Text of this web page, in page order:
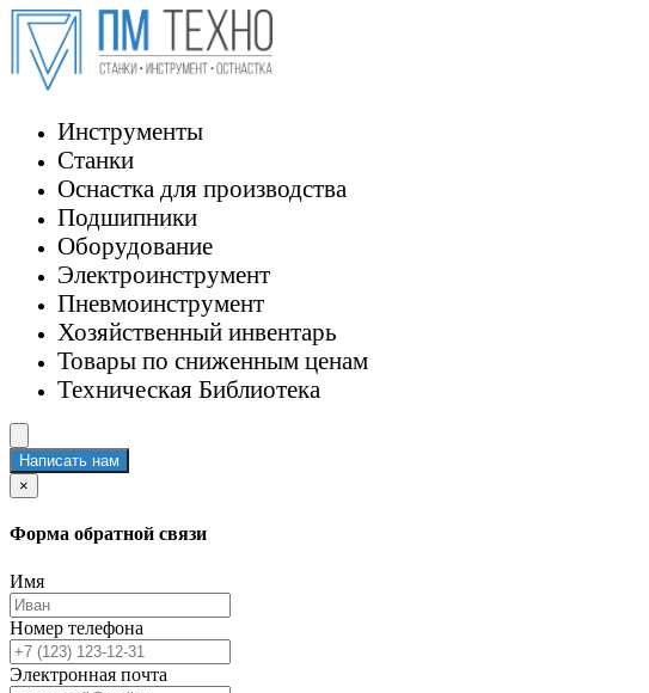
Инструменты
Станки
Оснастка для производства
Подшипники
Оборудование
Электроинструмент
Пневмоинструмент
Хозяйственный инвентарь
Товары по сниженным ценам
Техническая Библиотека
Написать нам
×
Форма обратной связи
Имя
Номер телефона
Электронная почта